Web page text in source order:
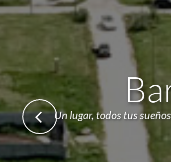
Un lugar, todos tus